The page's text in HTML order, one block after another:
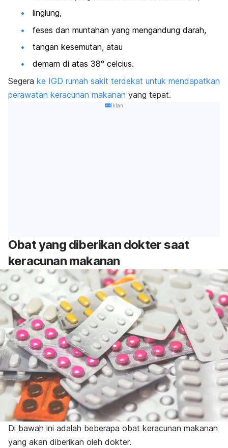
linglung,
feses dan muntahan yang mengandung darah,
tangan kesemutan, atau
demam di atas 38° celcius.
Segera ke IGD rumah sakit terdekat untuk mendapatkan
perawatan keracunan makanan yang tepat.
Iklan
Obat yang diberikan dokter saat
keracunan makanan
Di bawah ini adalah beberapa obat keracunan makanan
yang akan diberikan oleh dokter.